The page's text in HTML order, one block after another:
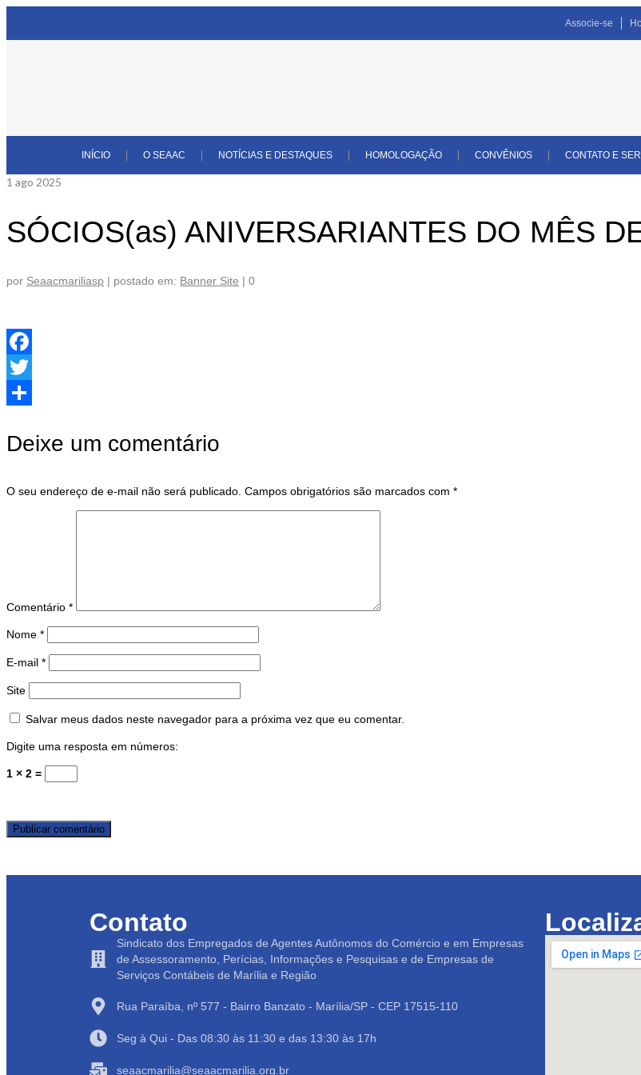
Associe-se
INÍCIO O SEAAC NOTÍCIAS E DESTAQUES HOMOLOGAÇÃO CONVÊNIOS CONTATO E
1 ago 2025
SÓCIOS(as) ANIVERSARIANTES DO MÊS
por Seaacmariliasp | postado em: Banner Site | 0
Facebook
Twitter
Deixe um comentário
O seu endereço de e-mail não será publicado. Campos obrigatórios são marcados com *
Comentário *
Nome *
E-mail *
Site
Salvar meus dados neste navegador para a próxima vez que eu comentar.
Digite uma resposta em números:
1 × 2 =
Contato
Sindicato dos Empregados de Agentes Autônomos do Comércio e em Empresas
de Assessoramento, Perícias, Informações e Pesquisas e de Empresas de
Serviços Contábeis de Marília e Região
Rua Paraíba, nº 577 - Bairro Banzato - Marília/SP - CEP 17515-110
Seg à Qui - Das 08:30 às 11:30 e das 13:30 às 17h
seaacmarilia@seaacmarilia.org.br